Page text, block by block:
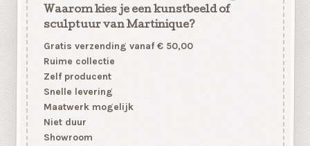
Waarom kies je een kunstbeeld of
sculptuur van Martinique?
Gratis verzending vanaf € 50,00
Ruime collectie
Zelf producent
Snelle levering
Maatwerk mogelijk
Niet duur
Showroom